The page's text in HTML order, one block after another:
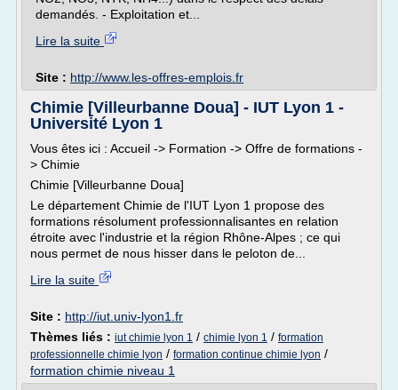
demandés. - Exploitation et...
Lire la suite
Site : http://www.les-offres-emplois.fr
Chimie [Villeurbanne Doua] - IUT Lyon 1 -
Université Lyon 1
Vous êtes ici : Accueil -> Formation -> Offre de formations -
> Chimie
Chimie [Villeurbanne Doua]
Le département Chimie de l'IUT Lyon 1 propose des
formations résolument professionnalisantes en relation
étroite avec l'industrie et la région Rhône-Alpes ; ce qui
nous permet de nous hisser dans le peloton de...
Lire la suite
Site : http://iut.univ-lyon1.fr
Thèmes liés : iut chimie lyon 1 / chimie lyon 1 / formation
professionnelle chimie lyon / formation continue chimie lyon /
formation chimie niveau 1